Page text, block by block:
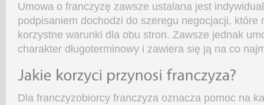
Umowa o franczyzę zawsze ustalana jest
podpisaniem dochodzi do szeregu negocjacji, które
korzystne warunki dla obu stron. Zawsze jednak
charakter długoterminowy i zawiera się ją na co
Dla franczyzobiorcy franczyza oznacza pomoc na